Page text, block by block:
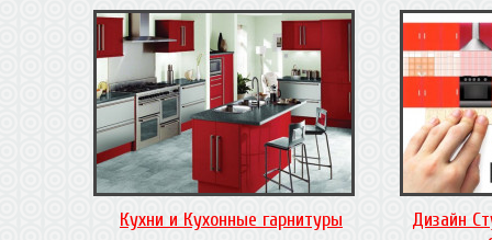
Кухни и Кухонные гарнитуры
Дизайн